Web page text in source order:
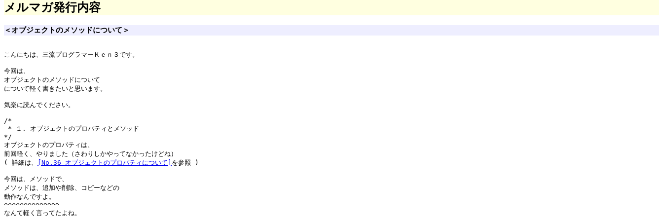
メルマガ発行内容
＜オブジェクトのメソッドについて＞
こんにちは、三流プログラマーＫｅｎ３です。
今回は、
オブジェクトのメソッドについて
について軽く書きたいと思います。
気楽に読んでください。
/*
* １. オブジェクトのプロパティとメソッド
*/
オブジェクトのプロパティは、
前回軽く、やりました（さわりしかやってなかったけどね）
( 詳細は、
[No.36 オブジェクトのプロパティについて] を参照 )
今回は、メソッドで、
メソッドは、追加や削除、コピーなどの
動作なんですよ。
^^^^^^^^^^^^^^
なんて軽く言ってたよね。